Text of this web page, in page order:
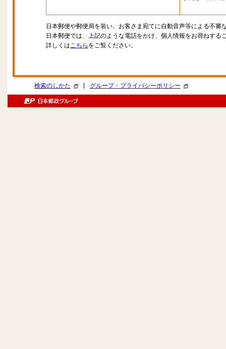
日本郵便や郵便局を装い、お客さま宛てに自動音声等による不審
日本郵便では、上記のような電話をかけ、個人情報をお尋ねする
詳しくはこちら をご覧ください。
検索のしかた グループ・プライバシーポリシー